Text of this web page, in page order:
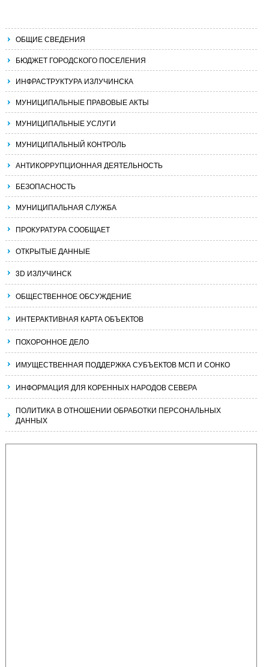
ОБЩИЕ СВЕДЕНИЯ
БЮДЖЕТ ГОРОДСКОГО ПОСЕЛЕНИЯ
ИНФРАСТРУКТУРА ИЗЛУЧИНСКА
МУНИЦИПАЛЬНЫЕ ПРАВОВЫЕ АКТЫ
МУНИЦИПАЛЬНЫЕ УСЛУГИ
МУНИЦИПАЛЬНЫЙ КОНТРОЛЬ
АНТИКОРРУПЦИОННАЯ ДЕЯТЕЛЬНОСТЬ
БЕЗОПАСНОСТЬ
МУНИЦИПАЛЬНАЯ СЛУЖБА
ПРОКУРАТУРА СООБЩАЕТ
ОТКРЫТЫЕ ДАННЫЕ
3D ИЗЛУЧИНСК
ОБЩЕСТВЕННОЕ ОБСУЖДЕНИЕ
ИНТЕРАКТИВНАЯ КАРТА ОБЪЕКТОВ
ПОХОРОННОЕ ДЕЛО
ИМУЩЕСТВЕННАЯ ПОДДЕРЖКА СУБЪЕКТОВ МСП И СОНКО
ИНФОРМАЦИЯ ДЛЯ КОРЕННЫХ НАРОДОВ СЕВЕРА
ПОЛИТИКА В ОТНОШЕНИИ ОБРАБОТКИ ПЕРСОНАЛЬНЫХ
ДАННЫХ